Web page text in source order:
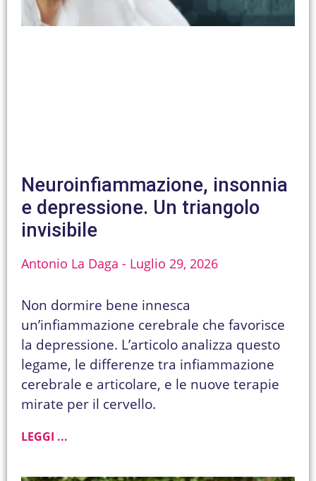
Neuroinfiammazione, insonnia
e depressione. Un triangolo
invisibile
Antonio La Daga Luglio 29, 2026
Non dormire bene innesca
un’infiammazione cerebrale che favorisce
la depressione. L’articolo analizza questo
legame, le differenze tra infiammazione
cerebrale e articolare, e le nuove terapie
mirate per il cervello.
LEGGI ...